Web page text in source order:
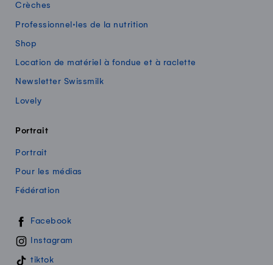
Crèches
Professionnel·les de la nutrition
Shop
Location de matériel à fondue et à raclette
Newsletter Swissmilk
Lovely
Portrait
Portrait
Pour les médias
Fédération
Swissmilk sur les réseaux sociaux
Facebook
Instagram
tiktok